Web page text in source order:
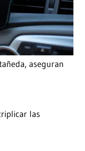
aseguran
las